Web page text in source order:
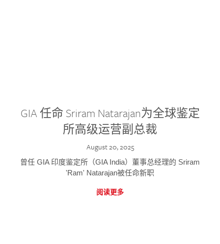
GIA 任命 Sriram Natarajan为全球鉴定
所高级运营副总裁
August 20, 2025
曾任 GIA 印度鉴定所（GIA India）董事总经理的 Sriram
'Ram' Natarajan被任命新职
阅读更多